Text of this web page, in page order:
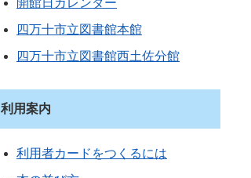
開館日カレンダー
四万十市立図書館本館
四万十市立図書館西土佐分館
利用案内
利用者カードをつくるには